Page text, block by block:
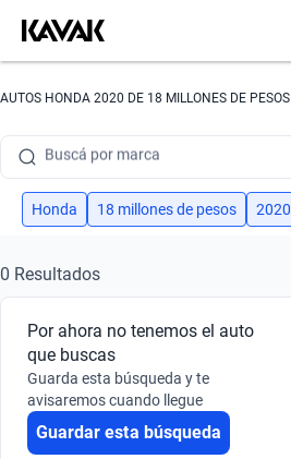
AUTOS HONDA 2020 DE 18 MILLONES DE PESOS
Buscá por modelo
Buscá por versión
Buscá por marca
Buscá por modelo
Buscá por versión
Honda 18 millones de pesos 2020
0 Resultados
Por ahora no tenemos el auto
que buscas
Guarda esta búsqueda y te
avisaremos cuando llegue
Guardar esta búsqueda